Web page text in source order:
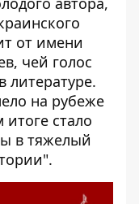
от имени
чей голос
литературе.
на рубеже
стало
в тяжелый